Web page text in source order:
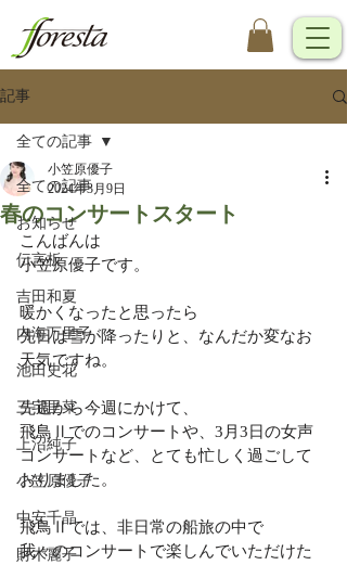
記事
全ての記事
お知らせ
伝言板
吉田和夏
内海万里子
池田史花
三宅里菜
上沼純子
小笠原優子
中安千晶
財木麗子
全ての記事
春のコンサートスタート
小笠原優子
2024年3月9日
こんばんは
小笠原優子です。
暖かくなったと思ったら
先日は雪が降ったりと、なんだか変なお
天気ですね。
先週から今週にかけて、
飛鳥Ⅱでのコンサートや、3月3日の女声
コンサートなど、とても忙しく過ごして
おりました。
飛鳥Ⅱでは、非日常の船旅の中で
我々のコンサートで楽しんでいただけた